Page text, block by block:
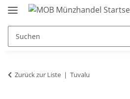
Zurück zur Liste Tuvalu